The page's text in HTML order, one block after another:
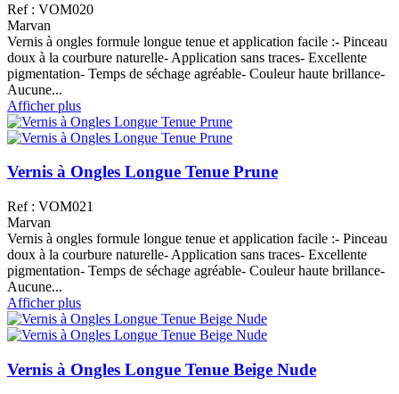
Ref : VOM020
Marvan
Vernis à ongles formule longue tenue et application facile :- Pinceau
doux à la courbure naturelle- Application sans traces- Excellente
pigmentation- Temps de séchage agréable- Couleur haute brillance-
Aucune...
Afficher plus
Vernis à Ongles Longue Tenue Prune
Ref : VOM021
Marvan
Vernis à ongles formule longue tenue et application facile :- Pinceau
doux à la courbure naturelle- Application sans traces- Excellente
pigmentation- Temps de séchage agréable- Couleur haute brillance-
Aucune...
Afficher plus
Vernis à Ongles Longue Tenue Beige Nude